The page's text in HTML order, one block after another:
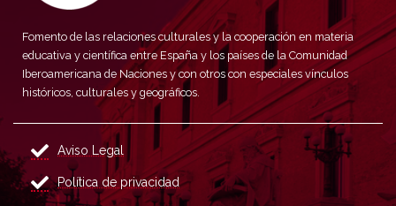
Fomento de las relaciones culturales y la cooperación en materia
educativa y científica entre España y los países de la Comunidad
Iberoamericana de Naciones y con otros con especiales vínculos
históricos, culturales y geográficos.
Aviso Legal
Política de privacidad